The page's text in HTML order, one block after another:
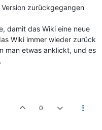
zurückgegangen
damit das Wiki eine neue
Wiki immer wieder zurück
man etwas anklickt, und es
0